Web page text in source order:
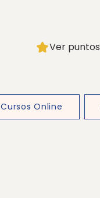
Ver puntos
Cursos Online